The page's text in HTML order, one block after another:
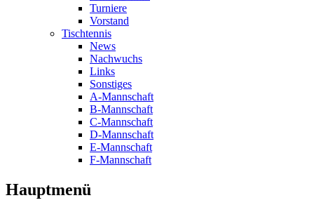
Turniere
Vorstand
Tischtennis
News
Nachwuchs
Links
Sonstiges
A-Mannschaft
B-Mannschaft
C-Mannschaft
D-Mannschaft
E-Mannschaft
F-Mannschaft
Hauptmenü